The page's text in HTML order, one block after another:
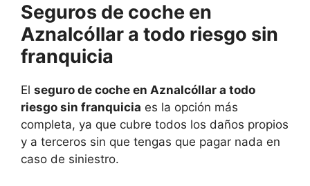
Seguros de coche en
Aznalcóllar a todo riesgo sin
franquicia
El seguro de coche en Aznalcóllar a todo
riesgo sin franquicia es la opción más
completa, ya que cubre todos los daños propios
y a terceros sin que tengas que pagar nada en
caso de siniestro.